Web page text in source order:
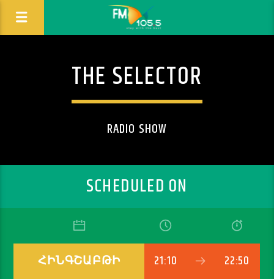
THE SELECTOR
RADIO SHOW
SCHEDULED ON
ՀԻՆԳՇԱԲԹԻ 21:10 22:50